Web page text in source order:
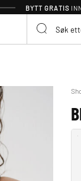
BYTT GRATIS